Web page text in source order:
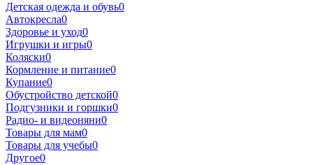
Детская одежда и обувь0
Автокресла0
Здоровье и уход0
Игрушки и игры0
Коляски0
Кормление и питание0
Купание0
Обустройство детской0
Подгузники и горшки0
Радио- и видеоняни0
Товары для мам0
Товары для учебы0
Другое0